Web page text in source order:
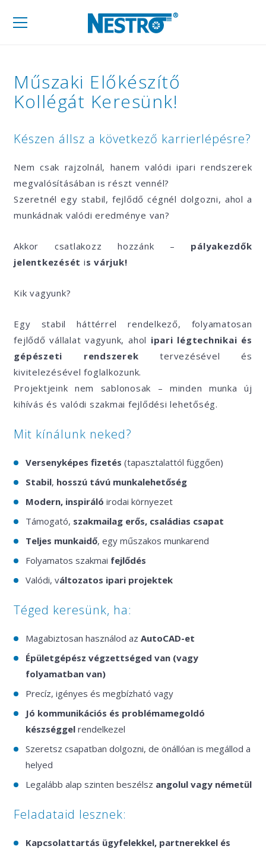
Mobil
Műszaki Előkészítő
Kollégát Keresünk!
Készen állsz a következő karrierlépésre?
Nem csak rajzolnál, hanem valódi ipari rendszerek
megvalósításában is részt vennél?
Szeretnél egy stabil, fejlődő cégnél dolgozni, ahol a
munkádnak valódi eredménye van?
Akkor csatlakozz hozzánk – pályakezdők
jelentkezését is várjuk!
Kik vagyunk?
Egy stabil háttérrel rendelkező, folyamatosan
fejlődő vállalat vagyunk, ahol ipari légtechnikai és
gépészeti rendszerek tervezésével és
kivitelezésével foglalkozunk.
Projektjeink nem sablonosak – minden munka új
kihívás és valódi szakmai fejlődési lehetőség.
Mit kínálunk neked?
Versenyképes fizetés (tapasztalattól függően)
Stabil, hosszú távú munkalehetőség
Modern, inspiráló irodai környezet
Támogató, szakmailag erős, családias csapat
Teljes munkaidő, egy műszakos munkarend
Folyamatos szakmai fejlődés
Valódi, változatos ipari projektek
Téged keresünk, ha:
Magabiztosan használod azAutoCAD-et
Épületgépész végzettséged van (vagy
folyamatban van)
Precíz, igényes és megbízható vagy
Jó kommunikációs és problémamegoldó
készséggel rendelkezel
Szeretsz csapatban dolgozni, de önállóan is megállod a
helyed
Legalább alap szinten beszélsz angolul vagy németül
Feladataid lesznek:
Kapcsolattartás ügyfelekkel, partnerekkel és